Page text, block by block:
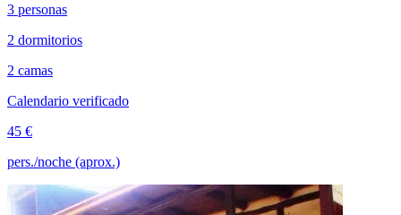
3 personas
2 dormitorios
2 camas
Calendario verificado
45 €
pers./noche (aprox.)